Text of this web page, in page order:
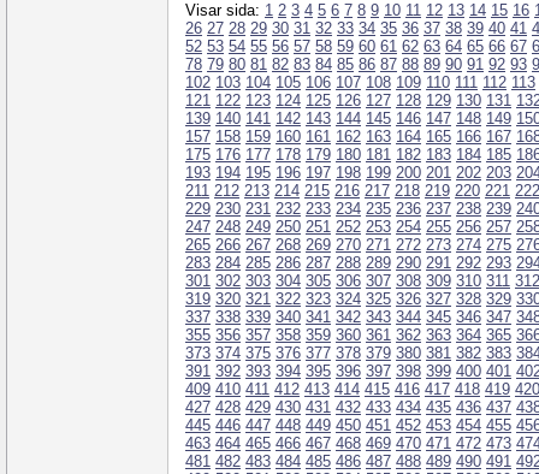
Visar sida: 1 2 3 4 5 6 7 8 9 10 11 12 13 14 15 16
26 27 28 29 30 31 32 33 34 35 36 37 38 39 40 41
52 53 54 55 56 57 58 59 60 61 62 63 64 65 66 67
78 79 80 81 82 83 84 85 86 87 88 89 90 91 92 93
102 103 104 105 106 107 108 109 110 111 112 113
121 122 123 124 125 126 127 128 129 130 131
139 140 141 142 143 144 145 146 147 148 149
157 158 159 160 161 162 163 164 165 166 167
175 176 177 178 179 180 181 182 183 184 185
193 194 195 196 197 198 199 200 201 202 203
211 212 213 214 215 216 217 218 219 220 221 222
229 230 231 232 233 234 235 236 237 238 239
247 248 249 250 251 252 253 254 255 256 257
265 266 267 268 269 270 271 272 273 274 275
283 284 285 286 287 288 289 290 291 292 293
301 302 303 304 305 306 307 308 309 310 311 312
319 320 321 322 323 324 325 326 327 328 329
337 338 339 340 341 342 343 344 345 346 347
355 356 357 358 359 360 361 362 363 364 365
373 374 375 376 377 378 379 380 381 382 383
391 392 393 394 395 396 397 398 399 400 401
409 410 411 412 413 414 415 416 417 418 419 420
427 428 429 430 431 432 433 434 435 436 437
445 446 447 448 449 450 451 452 453 454 455
463 464 465 466 467 468 469 470 471 472 473
481 482 483 484 485 486 487 488 489 490 491